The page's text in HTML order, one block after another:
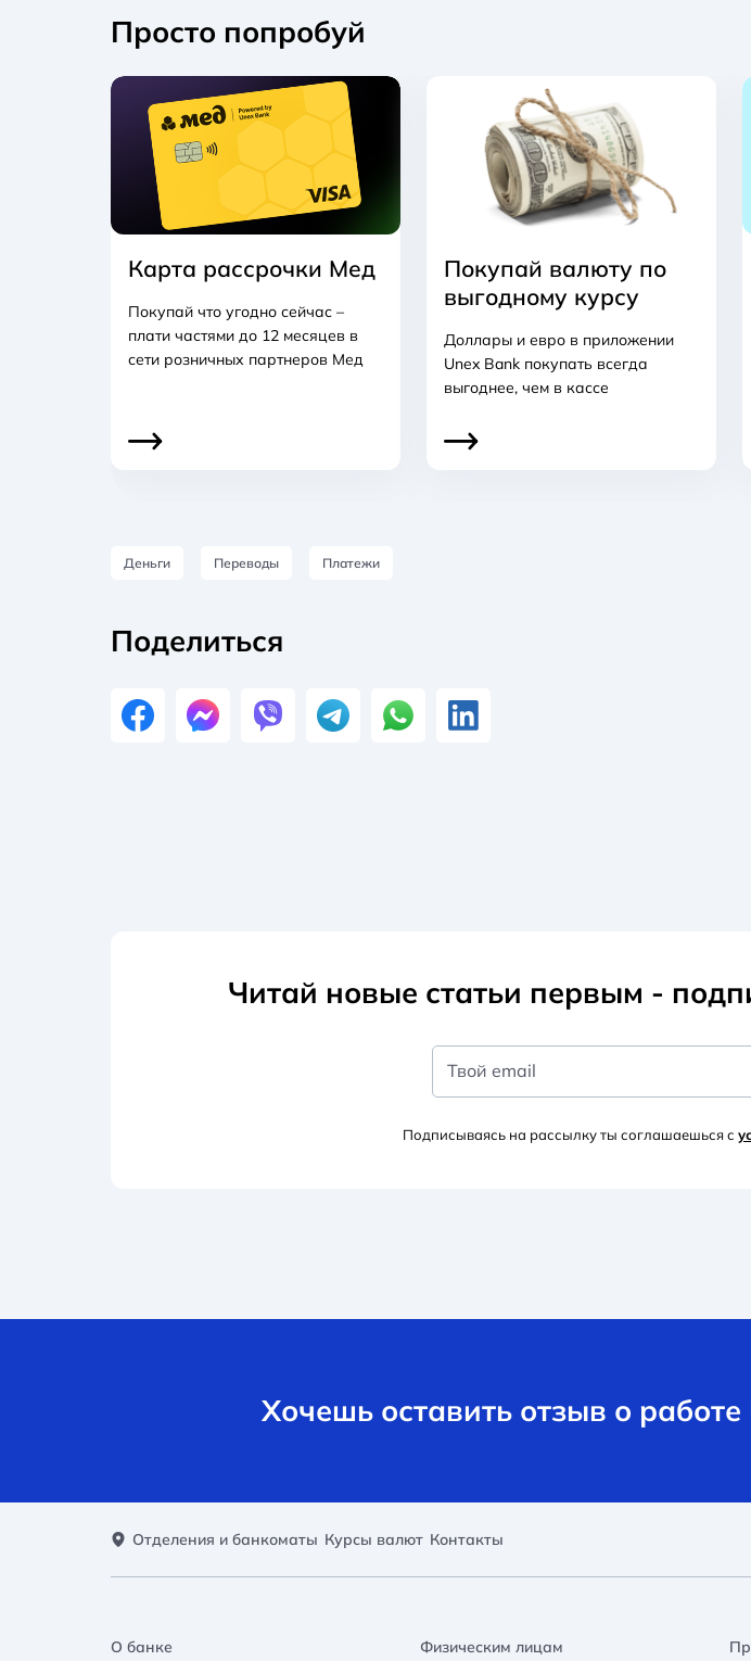
Просто попробуй
Карта рассрочки Мед
Покупай что угодно сейчас –
плати частями до 12 месяцев в
сети розничных партнеров Мед
Покупай валюту по
выгодному курсу
Доллары и евро в приложении
Unex Bank покупать всегда
выгоднее, чем в кассе
Деньги Переводы Платежи
Поделиться
Читай новые статьи первым -
Твой email
Подписываясь на рассылку ты соглашаешься с
Хочешь оставить отзыв о работе
Отделения и банкоматы Курсы валют Контакты
О банке Физическим лицам